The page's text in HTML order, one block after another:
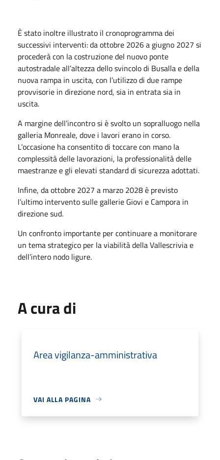
È stato inoltre illustrato il cronoprogramma dei
successivi interventi: da ottobre 2026 a giugno 2027 si
procederà con la costruzione del nuovo ponte
autostradale all’altezza dello svincolo di Busalla e della
nuova rampa in uscita, con l’utilizzo di due rampe
provvisorie in direzione nord, sia in entrata sia in
uscita.
A margine dell’incontro si è svolto un sopralluogo nella
galleria Monreale, dove i lavori erano in corso.
L’occasione ha consentito di toccare con mano la
complessità delle lavorazioni, la professionalità delle
maestranze e gli elevati standard di sicurezza adottati.
Infine, da ottobre 2027 a marzo 2028 è previsto
l’ultimo intervento sulle gallerie Giovi e Campora in
direzione sud.
Un confronto importante per continuare a monitorare
un tema strategico per la viabilità della Vallescrivia e
dell’intero nodo ligure.
A cura di
Area vigilanza-amministrativa
VAI ALLA PAGINA